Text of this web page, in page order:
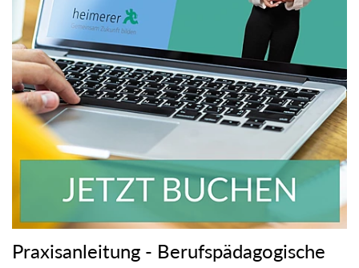
Praxisanleitung - Berufspädagogische